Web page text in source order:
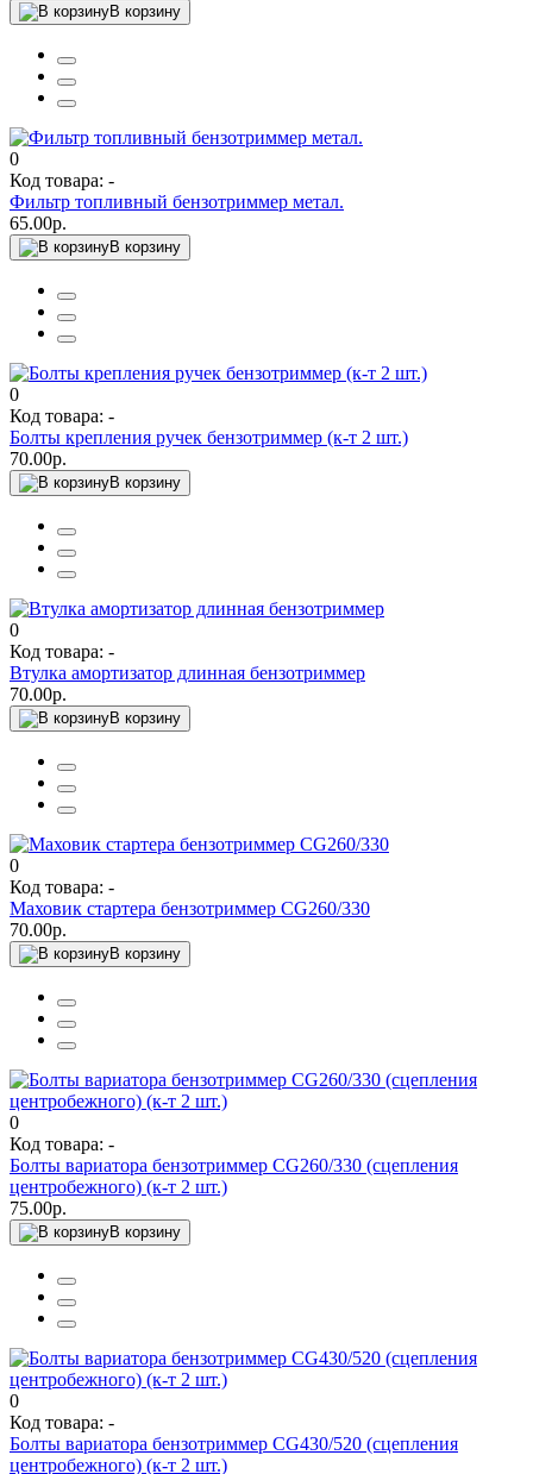
В корзину
0
Код товара: -
Фильтр топливный бензотриммер метал.
65.00р.
В корзину
0
Код товара: -
Болты крепления ручек бензотриммер (к-т 2 шт.)
70.00р.
В корзину
0
Код товара: -
Втулка амортизатор длинная бензотриммер
70.00р.
В корзину
0
Код товара: -
Маховик стартера бензотриммер CG260/330
70.00р.
В корзину
0
Код товара: -
Болты вариатора бензотриммер CG260/330 (сцепления
центробежного) (к-т 2 шт.)
75.00р.
В корзину
0
Код товара: -
Болты вариатора бензотриммер CG430/520 (сцепления
центробежного) (к-т 2 шт.)